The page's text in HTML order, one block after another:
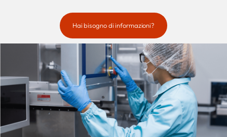
Hai bisogno di informazioni?